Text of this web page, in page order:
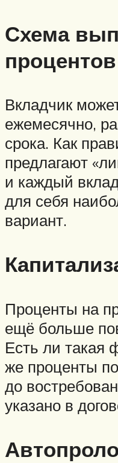
Схема
процентов
Вкладчик
ежемесячно,
срока. Как
предлагают
и каждый
для себя
вариант.
Проценты на
ещё больше
Есть ли такая
же проценты
до
указано в